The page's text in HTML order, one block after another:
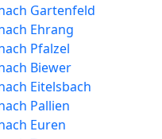
Gartenfeld
Ehrang
Pfalzel
Biewer
Eitelsbach
Pallien
Euren